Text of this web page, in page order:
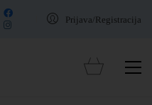
Prijava/Registracija